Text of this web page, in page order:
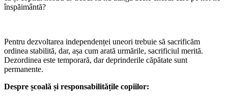
înspăimântă?
Pentru dezvoltarea independenței uneori trebuie să sacrificăm
ordinea stabilită, dar, așa cum arată urmările, sacrificiul merită.
Dezordinea este temporară, dar deprinderile căpătate sunt
permanente.
Despre școală și responsabilitățile copiilor: